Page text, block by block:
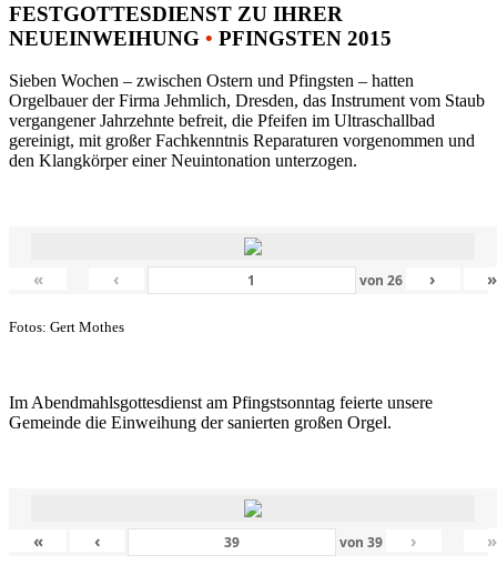
FESTGOTTESDIENST ZU IHRER
NEUEINWEIHUNG • PFINGSTEN 2015
Sieben Wochen – zwischen Ostern und Pfingsten – hatten
Orgelbauer der Firma Jehmlich, Dresden, das Instrument vom Staub
vergangener Jahrzehnte befreit, die Pfeifen im Ultraschallbad
gereinigt, mit großer Fachkenntnis Reparaturen vorgenommen und
den Klangkörper einer Neuintonation unterzogen.
« ‹ von 26 › »
Fotos: Gert Mothes
Im Abendmahlsgottesdienst am Pfingstsonntag feierte unsere
Gemeinde die Einweihung der sanierten großen Orgel.
« ‹ von39 › »